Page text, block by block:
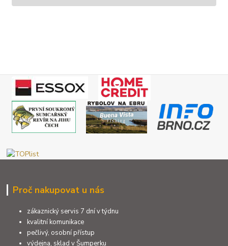
Proč nakupovat u nás
zákaznický servis 7 dní v týdnu
kvalitní komunikace
pečlivý, osobní přístup
výdejna, sklad v Šumperku